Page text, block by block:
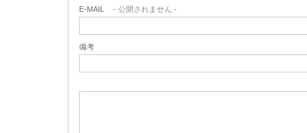
E-MAIL - 公開されません -
備考